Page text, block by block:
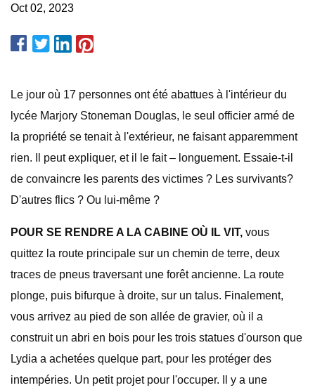
Oct 02, 2023
Le jour où 17 personnes ont été abattues à l'intérieur du
lycée Marjory Stoneman Douglas, le seul officier armé de
la propriété se tenait à l'extérieur, ne faisant apparemment
rien. Il peut expliquer, et il le fait – longuement. Essaie-t-il
de convaincre les parents des victimes ? Les survivants?
D'autres flics ? Ou lui-même ?
POUR SE RENDRE A LA CABINE OÙ IL VIT, vous
quittez la route principale sur un chemin de terre, deux
traces de pneus traversant une forêt ancienne. La route
plonge, puis bifurque à droite, sur un talus. Finalement,
vous arrivez au pied de son allée de gravier, où il a
construit un abri en bois pour les trois statues d'ourson que
Lydia a achetées quelque part, pour les protéger des
intempéries. Un petit projet pour l'occuper. Il y a une